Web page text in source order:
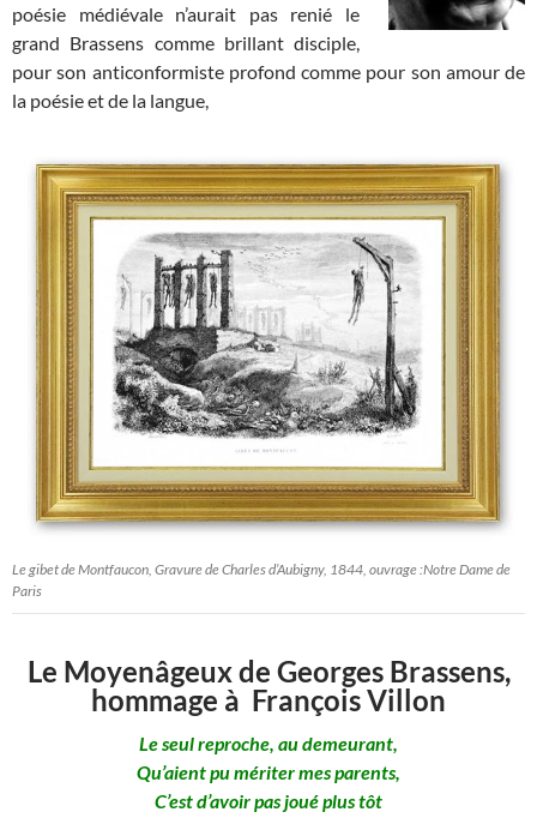
poésie médiévale n’aurait pas renié le
grand Brassens comme brillant disciple,
pour son anticonformiste profond comme pour son amour de
la poésie et de la langue,
Le gibet de Montfaucon, Gravure de Charles d’Aubigny, 1844, ouvrage :Notre Dame de
Paris
Le Moyenâgeux de Georges Brassens,
hommage à François Villon
Le seul reproche, au demeurant,
Qu’aient pu mériter mes parents,
C’est d’avoir pas joué plus tôt